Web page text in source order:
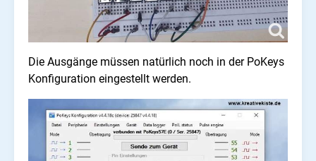
Die Ausgänge müssen natürlich noch in der PoKeys
Konfiguration eingestellt werden.